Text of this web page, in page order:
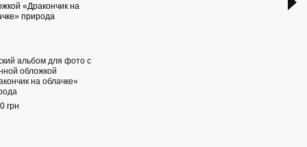
альбом для фото с
обложкой
на облачке»
грн